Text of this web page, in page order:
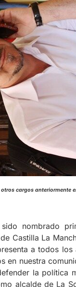
otros cargos
nombrado
Castilla La
a todos
en nuestra
la política
alcalde de La